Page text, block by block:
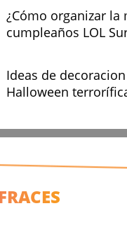
¿Cómo organizar
cumpleaños LOL
Ideas de
Halloween